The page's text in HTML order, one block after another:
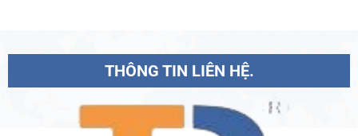
THÔNG TIN LIÊN HỆ.